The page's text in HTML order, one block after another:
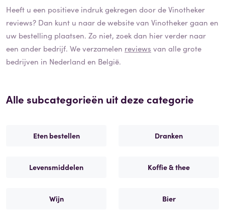
Heeft u een positieve indruk gekregen door deVinotheker
reviews? Dan kunt u naar de website van Vinothekergaan en
uw bestelling plaatsen. Zo niet, zoek dan hier verder naar
een ander bedrijf. We verzamelen reviews van alle grote
bedrijven in Nederland en België.
Alle subcategorieën uit deze categorie
Eten bestellen Dranken
Levensmiddelen Koffie & thee
Wijn Bier